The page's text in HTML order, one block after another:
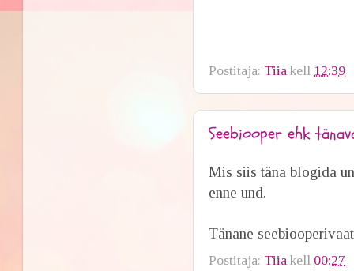
Postitaja: Tiia kell 12:39
Seebiooper ehk
Mis siis täna blogida
enne und.
Tänane
Postitaja: Tiia kell 00:27